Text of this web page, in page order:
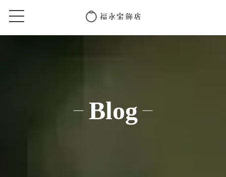
Blog